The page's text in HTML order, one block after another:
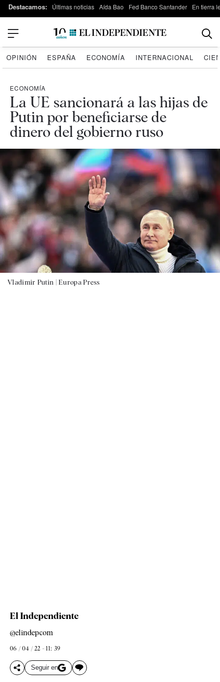
Destacamos: Últimas noticias Aída Bao Fed Banco Santander En tierra
OPINIÓN ESPAÑA ECONOMÍA INTERNACIONAL
ECONOMÍA
La UE sancionará a las hijas de
Putin por beneficiarse de
dinero del gobierno ruso
Vladimir Putin |Europa Press
El Independiente
@elindepcom
06 / 04 / 22 - 11: 39
Seguir en